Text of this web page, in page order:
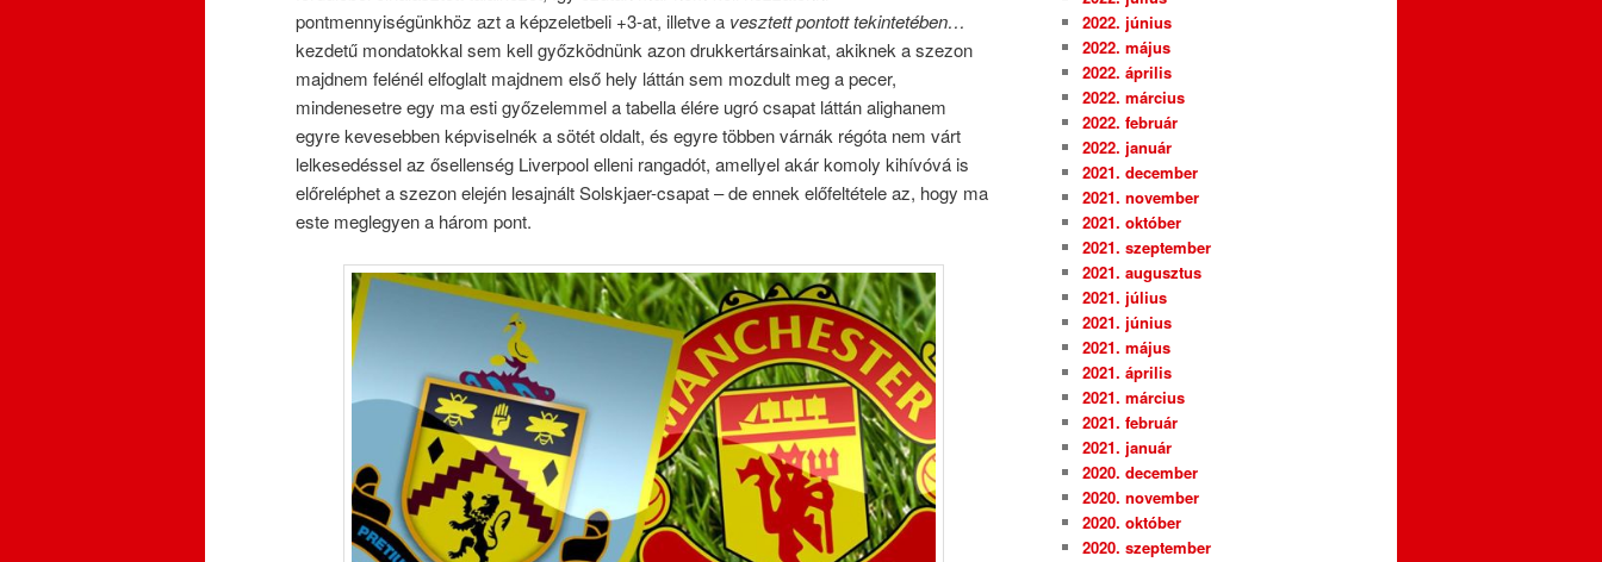
pontmennyiségünkhöz azt a képzeletbeli +3-at, illetve a vesztett pontott tekintetében…
kezdetű mondatokkal sem kell győzködnünk azon drukkertársainkat, akiknek a szezon
majdnem felénél elfoglalt majdnem első hely láttán sem mozdult meg a pecer,
mindenesetre egy ma esti győzelemmel a tabella élére ugró csapat láttán alighanem
egyre kevesebben képviselnék a sötét oldalt, és egyre többen várnák régóta nem várt
lelkesedéssel az ősellenség Liverpool elleni rangadót, amellyel akár komoly kihívóvá is
előreléphet a szezon elején lesajnált Solskjaer-csapat – de ennek előfeltétele az, hogy ma
este meglegyen a három pont.
2022. június
2022. május
2022. április
2022. március
2022. február
2022. január
2021. december
2021. november
2021. október
2021. szeptember
2021. augusztus
2021. július
2021. június
2021. május
2021. április
2021. március
2021. február
2021. január
2020. december
2020. november
2020. október
2020. szeptember